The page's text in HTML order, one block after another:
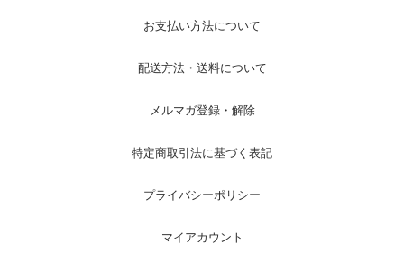
お支払い方法について
配送方法・送料について
メルマガ登録・解除
特定商取引法に基づく表記
プライバシーポリシー
マイアカウント